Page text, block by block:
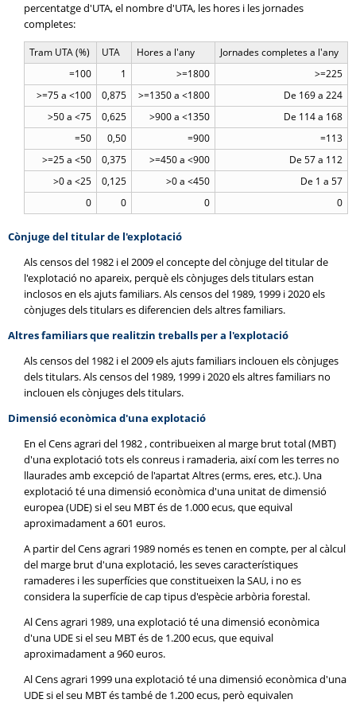
percentatge d'UTA, el nombre d'UTA, les hores i les jornades
completes:
Tram UTA (%) UTA Hores a l'any
Jornades completes a l'any
=100
1 >=1800
>=225
>=75 a <100
0,875 >=1350 a <1800
De 169 a 224
>50 a <75
0,625 >900 a <1350
De 114 a 168
=50
0,50 =900
=113
>=25 a <50
0,375 >=450 a <900
De 57 a 112
>0 a <25
0,125 >0 a <450
De 1 a 57
0
0 0 0
Cònjuge del titular de l'explotació
Als censos del 1982 i el 2009 el concepte del cònjuge del titular de
l'explotació no apareix, perquè els cònjuges dels titulars estan
inclosos en els ajuts familiars. Als censos del 1989, 1999 i 2020 els
cònjuges dels titulars es diferencien dels altres familiars.
Altres familiars que realitzin treballs per a l'explotació
Als censos del 1982 i el 2009 els ajuts familiars inclouen els cònjuges
dels titulars. Als censos del 1989, 1999 i 2020 els altres familiars no
inclouen els cònjuges dels titulars.
Dimensió econòmica d'una explotació
En el Cens agrari del 1982 , contribueixen al marge brut total (MBT)
d'una explotació tots els conreus i ramaderia, així com les terres no
llaurades amb excepció de l'apartat Altres (erms, eres, etc.). Una
explotació té una dimensió econòmica d'una unitat de dimensió
europea (UDE) si el seu MBT és de 1.000 ecus, que equival
aproximadament a 601 euros.
A partir del Cens agrari 1989 només es tenen en compte, per al càlcul
del marge brut d'una explotació, les seves característiques
ramaderes i les superfícies que constitueixen la SAU, i no es
considera la superfície de cap tipus d'espècie arbòria forestal.
Al Cens agrari 1989, una explotació té una dimensió econòmica
d'una UDE si el seu MBT és de 1.200 ecus, que equival
aproximadament a 960 euros.
Al Cens agrari 1999 una explotació té una dimensió econòmica d'una
UDE si el seu MBT és també de 1.200 ecus, però equivalen